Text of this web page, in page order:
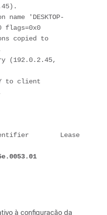
name 'DESKTOP-
flags=0x0
copied to
(192.0.2.45,
to client
Lease
à configuração da